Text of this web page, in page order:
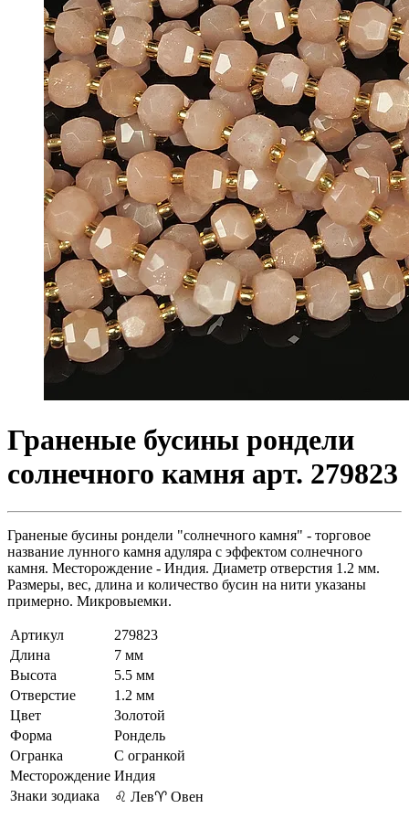
Граненые бусины рондели
солнечного камня арт. 279823
Граненые бусины рондели "солнечного камня" - торговое
название лунного камня адуляра с эффектом солнечного
камня. Месторождение - Индия. Диаметр отверстия 1.2 мм.
Размеры, вес, длина и количество бусин на нити указаны
примерно. Микровыемки.
Артикул
279823
Длина
7 мм
Высота
5.5 мм
Отверстие
1.2 мм
Цвет
Золотой
Форма
Рондель
Огранка
С огранкой
Месторождение Индия
Знаки зодиака
♌ Лев♈ Овен